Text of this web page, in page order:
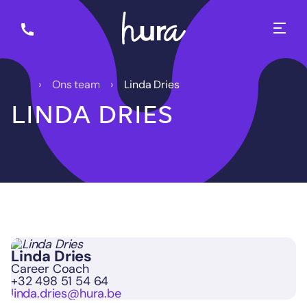
Ons team Linda Dries
LINDA DRIES
Linda Dries
Career Coach
+32 498 51 54 64
linda.dries@hura.be